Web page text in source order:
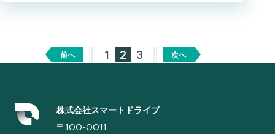
前へ 1 2 3 次へ
株式会社スマートドライブ
〒100-0011